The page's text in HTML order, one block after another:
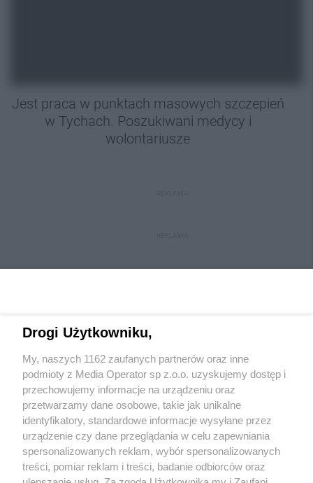
Jest praca w punktach masowych szczepień
w Tychach. Poszukiwani medycy i
wolontariusze
Wydawca mediówlokalnych
Nie zapomnij
zapoznać się z:
polityką prywatności regulamin korzystania z portali
Drogi Użytkowniku,
My, naszych 1162 zaufanych partnerów oraz inne
podmioty z Media Operator sp z.o.o. uzyskujemy dostęp i
przechowujemy informacje na urządzeniu oraz
przetwarzamy dane osobowe, takie jak unikalne
identyfikatory, standardowe informacje wysyłane przez
urządzenie czy dane przeglądania w celu zapewniania
spersonalizowanych reklam, wybór spersonalizowanych
treści, pomiar reklam i treści, badanie odbiorców oraz